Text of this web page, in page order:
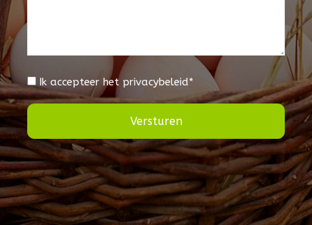
Ik accepteer het privacybeleid
Versturen